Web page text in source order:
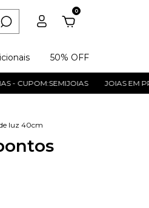
0
50% OFF
JOIAS EM
luz 40cm